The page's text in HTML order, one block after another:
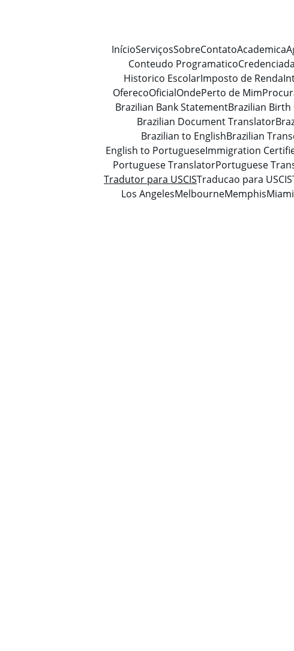
InícioServiçosSobreContatoAcademica
Conteudo ProgramaticoCredenciada
Historico EscolarImposto de Renda
OferecoOficialOndePerto de Mim
Brazilian Bank StatementBrazilian Birth
Brazilian Document Translator
Brazilian to EnglishBrazilian
English to PortugueseImmigration
Portuguese TranslatorPortuguese
Tradutor para USCISTraducao para USCIS
Los AngelesMelbourneMemphisMiami